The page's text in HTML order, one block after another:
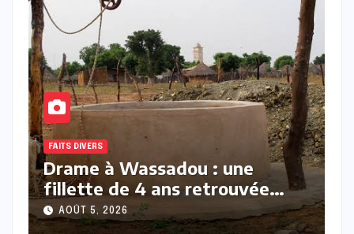
FAITS DIVERS
Drame à Touba : une jeune
mariée suspectée d’avoir tué
son nouveau-né
AOÛT 5, 2026